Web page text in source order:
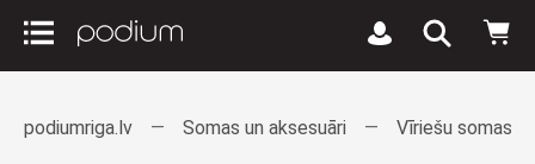
podiumriga.lv Somas un aksesuāri Vīriešu somas